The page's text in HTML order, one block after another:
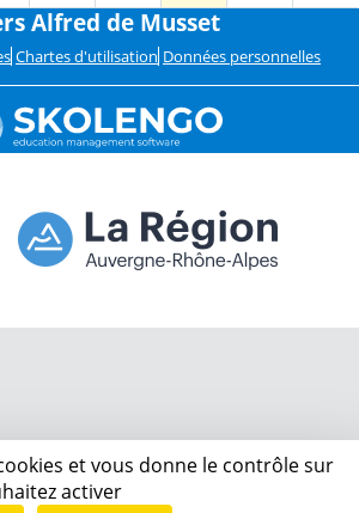
Alfred de Musset
Chartes d'utilisation Données personnelles
et vous donne le contrôle sur
activer